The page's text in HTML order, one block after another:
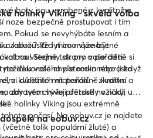
boty jsou vyrobené z kvalitního
noze bezpečně prostupovat i tím
Pokud se nevyhýbáte lesním a
zabrousíte i mimo vyznačené
volbou! Stejně tak pro vaše děti.
vašeho potomka naprosto
z kvalitních materiálů - zkrátka a
zdravém vývoji dětské nožičky,
holínky Viking - skvělá volba
kaluží? Vždyť co může být
na všechny strany a pořádně si
dokonalé chvíle rodinného (i když
důležité mít pořádně kvalitní
aby tyto chvíle přerostly v nudli u
holínky Viking jsou extrémně
počasí. Na eobuv.cz je najdete
tolik populární žluté) a
na eobuv.cz